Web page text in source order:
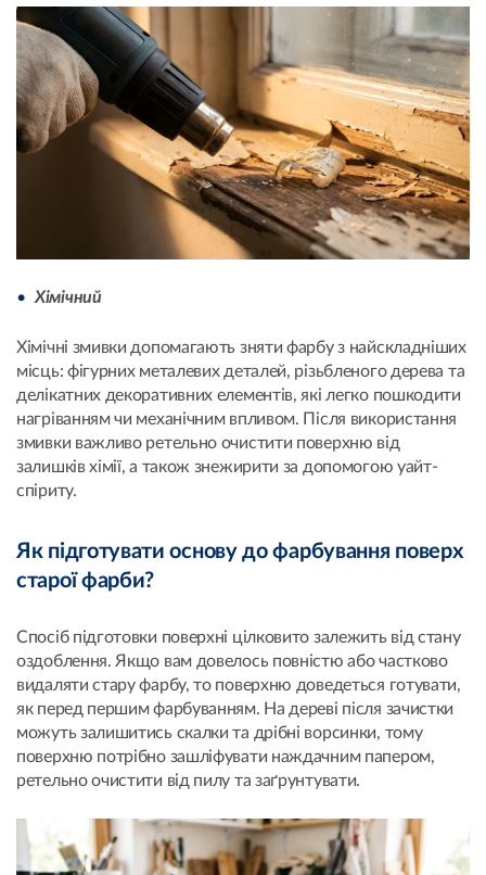
Хімічний
Хімічні змивки допомагають зняти фарбу з найскладніших
місць: фігурних металевих деталей, різьбленого дерева та
делікатних декоративних елементів, які легко пошкодити
нагріванням чи механічним впливом. Після використання
змивки важливо ретельно очистити поверхню від
залишків хімії, а також знежирити за допомогою уайт-
спіриту.
Як підготувати основу до фарбування поверх
старої фарби?
Спосіб підготовки поверхні цілковито залежить від стану
оздоблення. Якщо вам довелось повністю або частково
видаляти стару фарбу, то поверхню доведеться готувати,
як перед першим фарбуванням. На дереві після зачистки
можуть залишитись скалки та дрібні ворсинки, тому
поверхню потрібно зашліфувати наждачним папером,
ретельно очистити від пилу та заґрунтувати.